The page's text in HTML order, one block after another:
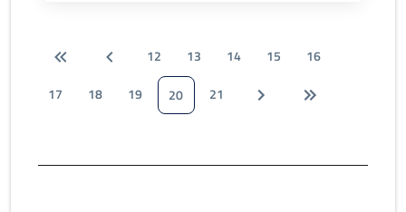
12 13 14 15
16
17
18 19 20 21